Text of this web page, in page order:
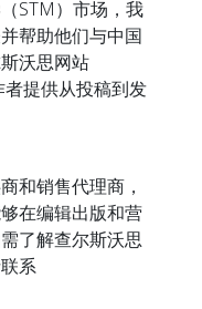
STM）市场，我
帮助他们与中国
沃思网站
者提供从投稿到发
和销售代理商，
在编辑出版和营
了解查尔斯沃思
系